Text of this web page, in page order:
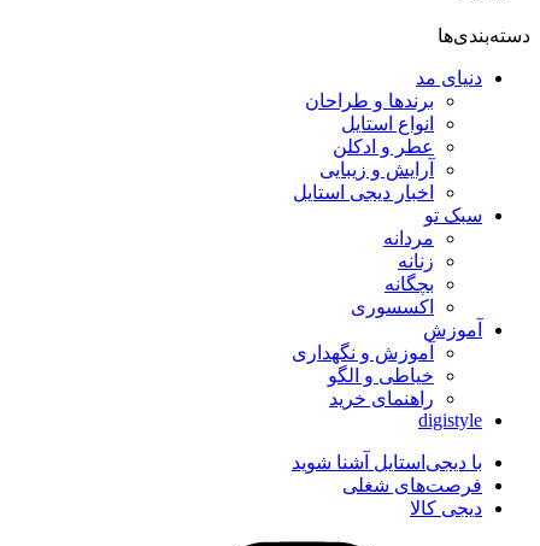
دسته‌بندی‌ها
دنیای مد
برندها و طراحان
انواع استایل
عطر و ادکلن
آرایش و زیبایی
اخبار دیجی استایل
سبک تو
مردانه
زنانه
بچگانه
اکسسوری
آموزش
آموزش و نگهداری
خیاطی و الگو
راهنمای خرید
digistyle
با دیجی‌استایل آشنا شوید
فرصت‌های شغلی
دیجی کالا